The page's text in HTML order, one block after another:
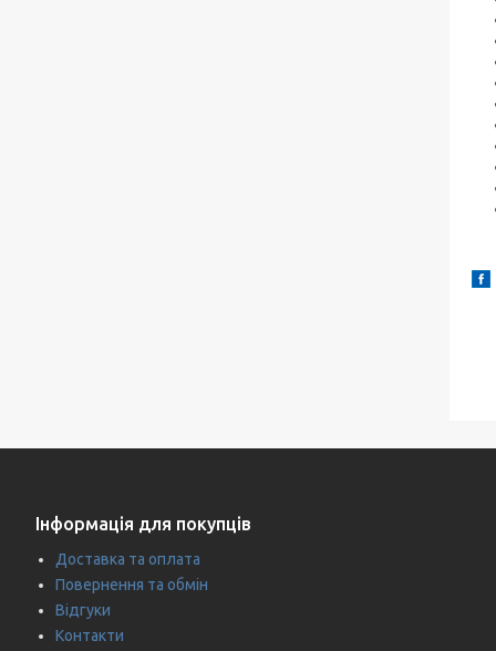
Інформація для покупців
Доставка та оплата
Повернення та обмін
Відгуки
Контакти